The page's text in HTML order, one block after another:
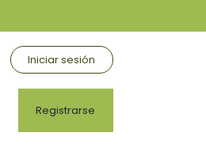
Iniciar sesión
Registrarse